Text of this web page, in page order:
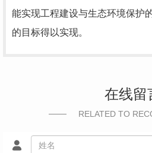
能实现工程建设与生态环境保护
的目标得以实现。
在线留
RELATED TO